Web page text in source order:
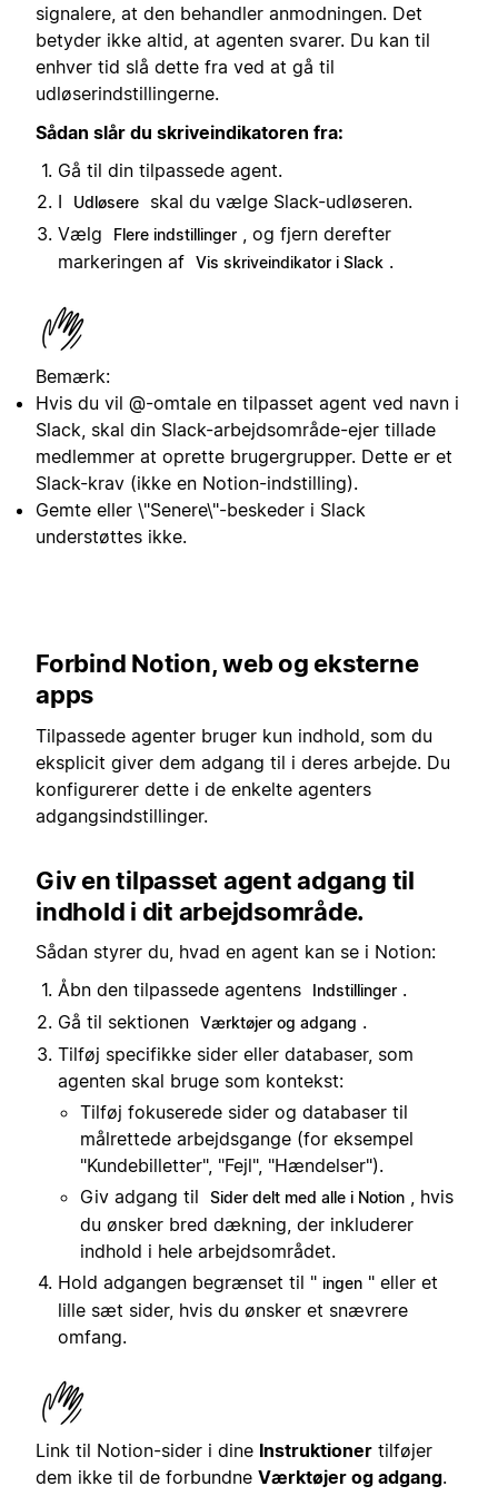
signalere, at den behandler anmodningen. Det
betyder ikke altid, at agenten svarer. Du kan til
enhver tid slå dette fra ved at gå til
udløserindstillingerne.
Sådan slår du skriveindikatoren fra:
Gå til din tilpassede agent.
I
Udløsere
skal du vælge Slack-udløseren.
Vælg
Flere indstillinger , og fjern derefter
markeringen af Vis skriveindikator i Slack .
Bemærk:
Hvis du vil @-omtale en tilpasset agent ved navn i
Slack, skal din Slack-arbejdsområde-ejer tillade
medlemmer at oprette brugergrupper. Dette er et
Slack-krav (ikke en Notion-indstilling).
Gemte eller \"Senere\"-beskeder i Slack
understøttes ikke.
Forbind Notion, web og eksterne
apps
Tilpassede agenter bruger kun indhold, som du
eksplicit giver dem adgang til i deres arbejde. Du
konfigurerer dette i de enkelte agenters
adgangsindstillinger.
Giv en tilpasset agent adgang til
indhold i dit arbejdsområde.
Sådan styrer du, hvad en agent kan se i Notion:
Åbn den tilpassede agentens
Indstillinger .
Gå til sektionen Værktøjer og adgang .
Tilføj specifikke sider eller databaser, som
agenten skal bruge som kontekst:
Tilføj fokuserede sider og databaser til
målrettede arbejdsgange (for eksempel
"Kundebilletter", "Fejl", "Hændelser").
Giv adgang til
Sider delt med alle i Notion , hvis
du ønsker bred dækning, der inkluderer
indhold i hele arbejdsområdet.
Hold adgangen begrænset til " ingen " eller et
lille sæt sider, hvis du ønsker et snævrere
omfang.
Link til Notion-sider i dine Instruktioner tilføjer
dem ikke til de forbundne Værktøjer og adgang.